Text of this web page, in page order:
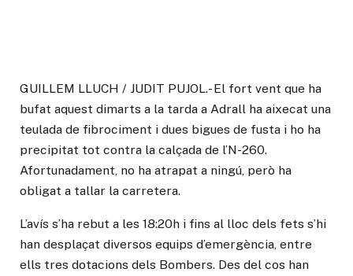
GUILLEM LLUCH / JUDIT PUJOL.- El fort vent que ha
bufat aquest dimarts a la tarda a Adrall ha aixecat una
teulada de fibrociment i dues bigues de fusta i ho ha
precipitat tot contra la calçada de l’N-260.
Afortunadament, no ha atrapat a ningú, però ha
obligat a tallar la carretera.
L’avís s’ha rebut a les 18:20h i fins al lloc dels fets s’hi
han desplaçat diversos equips d’emergència, entre
ells tres dotacions dels Bombers. Des del cos han